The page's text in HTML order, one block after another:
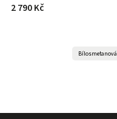
2 790 Kč
Bílosmetanová